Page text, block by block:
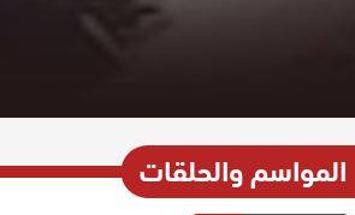
المواسم والحلقات